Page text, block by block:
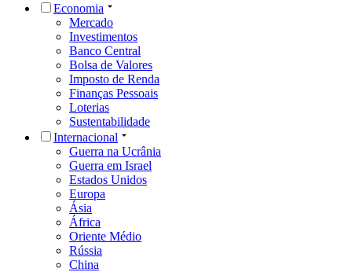
Economia
Mercado
Investimentos
Banco Central
Bolsa de Valores
Imposto de Renda
Finanças Pessoais
Loterias
Sustentabilidade
Internacional
Guerra na Ucrânia
Guerra em Israel
Estados Unidos
Europa
Ásia
África
Oriente Médio
Rússia
China